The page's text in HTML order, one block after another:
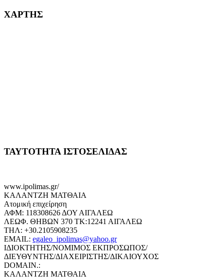
ΧΑΡΤΗΣ
ΤΑΥΤΟΤΗΤΑ ΙΣΤΟΣΕΛΙΔΑΣ
www.ipolimas.gr/
ΚΑΛΑΝΤΖΗ ΜΑΤΘΑΙΑ
Ατομική επιχείρηση
ΑΦΜ: 118308626 ΔΟΥ ΑΙΓΑΛΕΩ
ΛΕΩΦ. ΘΗΒΩΝ 370 ΤΚ:12241 ΑΙΓΑΛΕΩ
ΤΗΛ: +30.2105908235
EMAIL: egaleo_ipolimas@yahoo.gr
ΙΔΙΟΚΤΗΤΗΣ/ΝΟΜΙΜΟΣ ΕΚΠΡΟΣΩΠΟΣ/
ΔΙΕΥΘΥΝΤΗΣ/ΔΙΑΧΕΙΡΙΣΤΗΣ/ΔΙΚΑΙΟΥΧΟΣ
DOMAIN.:
ΚΑΛΑΝΤΖΗ ΜΑΤΘΑΙΑ